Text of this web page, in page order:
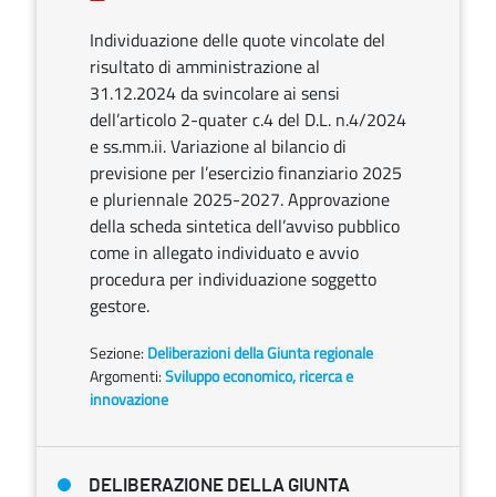
Individuazione delle quote vincolate del
risultato di amministrazione al
31.12.2024 da svincolare ai sensi
dell’articolo 2-quater c.4 del D.L. n.4/2024
e ss.mm.ii. Variazione al bilancio di
previsione per l’esercizio finanziario 2025
e pluriennale 2025-2027. Approvazione
della scheda sintetica dell’avviso pubblico
come in allegato individuato e avvio
procedura per individuazione soggetto
gestore.
Sezione: Deliberazioni della Giunta regionale
Argomenti:Sviluppo economico, ricerca e
innovazione
DELIBERAZIONE DELLA GIUNTA